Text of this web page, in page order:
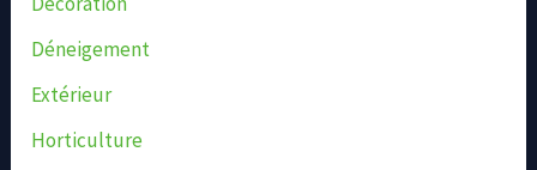
Déneigement
Extérieur
Horticulture